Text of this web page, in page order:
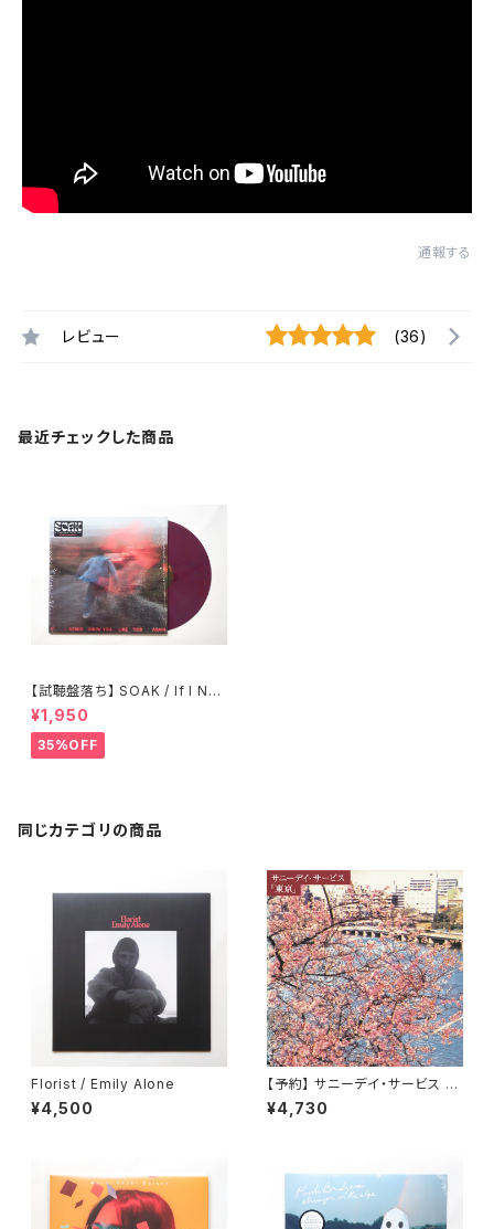
通報する
レビュー (36)
最近チェックした商品
【試聴盤落ち】 SOAK / If I Nev
er Know You Like This Aga
in
¥1,950
35%OFF
同じカテゴリの商品
Florist / Emily Alone
¥4,500
【予約】 サニーデイ・サービス /
東京 （LP）
¥4,730